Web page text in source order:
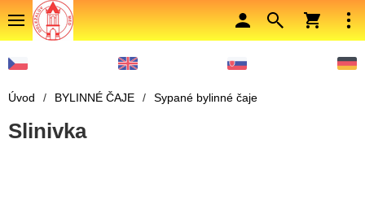
Úvod / BYLINNÉ ČAJE / Sypané bylinné čaje
Slinivka